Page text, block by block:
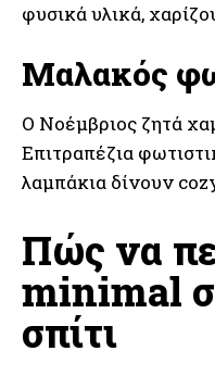
φυσικά υλικά,
Μαλακός
Ο Νοέμβριος ζητά
Επιτραπέζια
λαμπάκια δίνουν
Πώς να
minimal
σπίτι